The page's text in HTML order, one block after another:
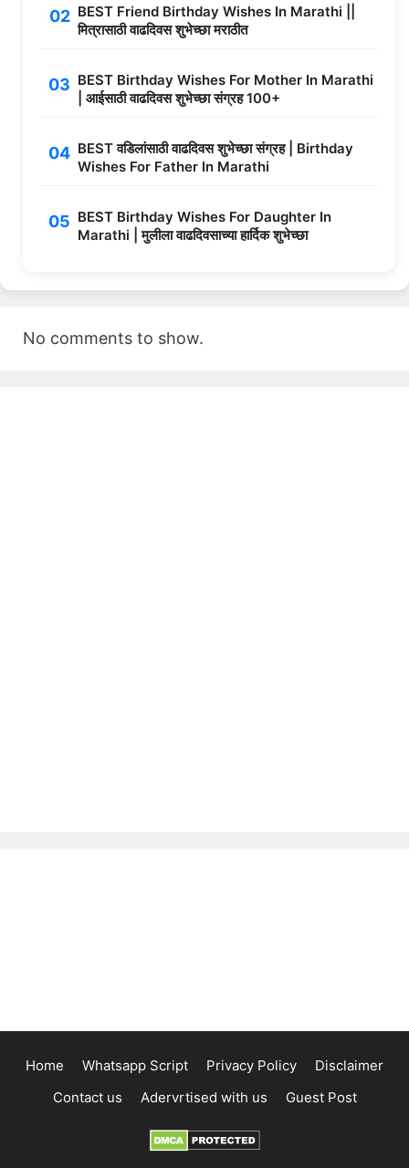
BEST Friend Birthday Wishes In Marathi ||
मित्रासाठी वाढदिवस शुभेच्छा मराठीत
BEST Birthday Wishes For Mother In Marathi
| आईसाठी वाढदिवस शुभेच्छा संग्रह 100+
BEST वडिलांसाठी वाढदिवस शुभेच्छा संग्रह | Birthday
Wishes For Father In Marathi
BEST Birthday Wishes For Daughter In
Marathi | मुलीला वाढदिवसाच्या हार्दिक शुभेच्छा
No comments to show.
Home Whatsapp Script Privacy Policy
Disclaimer
Contact us
Adervrtised with us Guest Post